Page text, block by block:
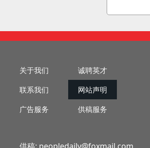
关于我们
联系我们
广告服务
诚聘英才
网站声明
供稿服务